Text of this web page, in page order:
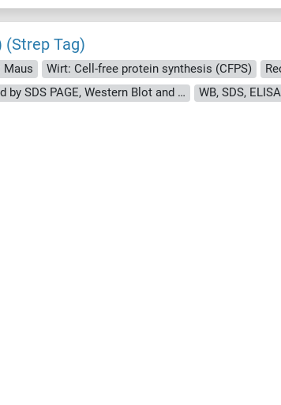
(Strep Tag)
Maus Wirt: Cell-free protein synthesis (CFPS)
approximately 70-80 % as determined by SDS PAGE, Western Blot and analytical SEC (HPLC).
WB, SDS, ELISA